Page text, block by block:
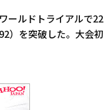
ールドトライアルで22
）を突破した。大会初